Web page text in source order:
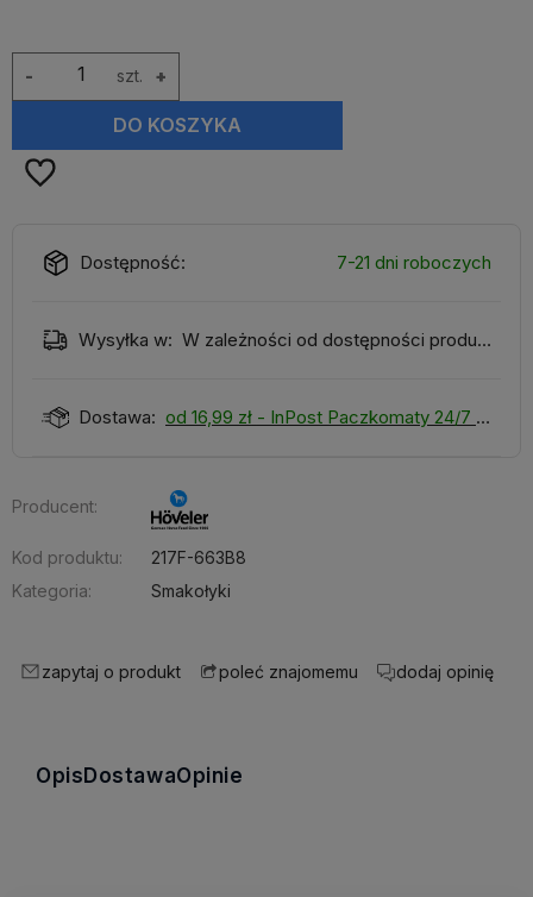
szt. +
-
DO KOSZYKA
Dostępność: 7-21 dni roboczych
Wysyłka w: W zależności od dostępności produktu
Dostawa: od 16,99 zł - InPost Paczkomaty 24/7
Producent:
Kod produktu:
217F-663B8
Kategoria:
Smakołyki
zapytaj o produkt poleć znajomemu dodaj opinię
OpisDostawaOpinie